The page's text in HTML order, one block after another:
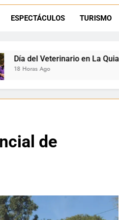
enfrenta el remate de
ESPECTÁCULOS TURISMO
Quiaca: Zoonosis llevó
de